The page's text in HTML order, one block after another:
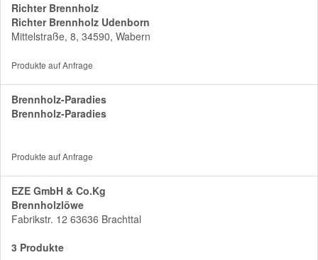
Richter Brennholz
Richter Brennholz Udenborn
Mittelstraße, 8, 34590, Wabern
Produkte auf Anfrage
Brennholz-Paradies
Brennholz-Paradies
Produkte auf Anfrage
EZE GmbH & Co.Kg
Brennholzlöwe
Fabrikstr. 12 63636 Brachttal
3 Produkte